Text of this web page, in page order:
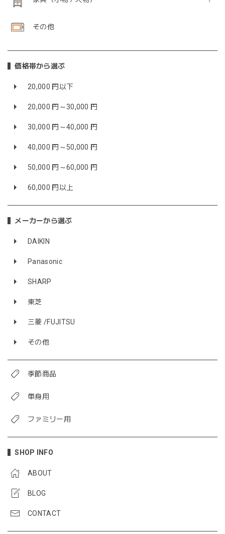
その他
価格帯から選ぶ
20,000 円以下
20,000 円～30,000 円
30,000 円～40,000 円
40,000 円～50,000 円
50,000 円～60,000 円
60,000 円以上
メーカーから選ぶ
DAIKIN
Panasonic
SHARP
東芝
三菱 /FUJITSU
その他
季節商品
単身用
ファミリー用
SHOP INFO
ABOUT
BLOG
CONTACT